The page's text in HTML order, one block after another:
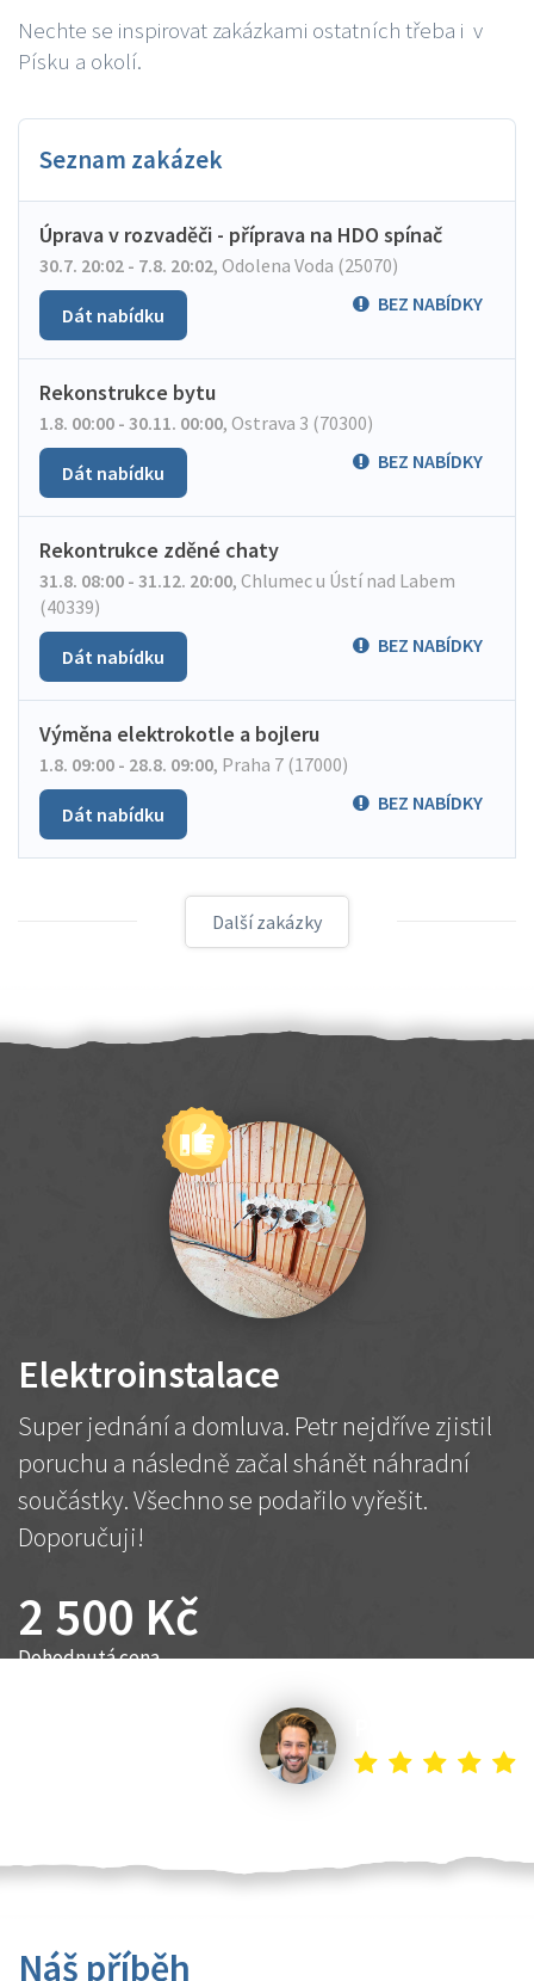
Nechte se inspirovat zakázkami ostatních třeba i v
Písku a okolí.
Seznam zakázek
Úprava v rozvaděči - příprava na HDO spínač
30.7. 20:02 - 7.8. 20:02, Odolena Voda (25070)
BEZ NABÍDKY
Dát nabídku
Rekonstrukce bytu
1.8. 00:00 - 30.11. 00:00, Ostrava 3 (70300)
BEZ NABÍDKY
Dát nabídku
Rekontrukce zděné chaty
31.8. 08:00 - 31.12. 20:00, Chlumec u Ústí nad Labem
(40339)
BEZ NABÍDKY
Dát nabídku
Výměna elektrokotle a bojleru
1.8. 09:00 - 28.8. 09:00, Praha 7 (17000)
BEZ NABÍDKY
Dát nabídku
Další zakázky
Elektroinstalace
Super jednání a domluva. Petr nejdříve zjistil
poruchu a následně začal shánět náhradní
součástky. Všechno se podařilo vyřešit.
Doporučuji!
2 500 Kč
Dohodnutá cena
Náš příběh